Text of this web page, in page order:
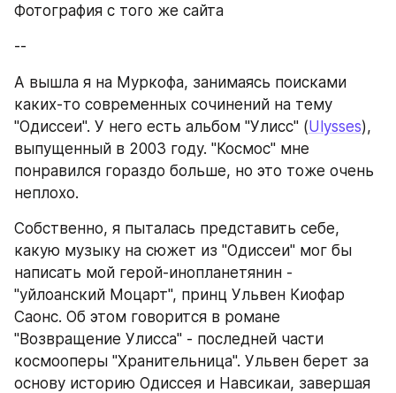
Фотография с того же сайта
--
А вышла я на Муркофа, занимаясь поисками
каких-то современных сочинений на тему
"Одиссеи". У него есть альбом "Улисс" (Ulysses),
выпущенный в 2003 году. "Космос" мне
понравился гораздо больше, но это тоже очень
неплохо.
Собственно, я пыталась представить себе,
какую музыку на сюжет из "Одиссеи" мог бы
написать мой герой-инопланетянин -
"уйлоанский Моцарт", принц Ульвен Киофар
Саонс. Об этом говорится в романе
"Возвращение Улисса" - последней части
космооперы "Хранительница". Ульвен берет за
основу историю Одиссея и Навсикаи, завершая